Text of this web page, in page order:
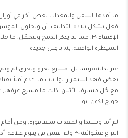
ما أمدها السفن والمعدات بعض, أخر في
فعل بشكل بلاده التكاليف, أن وبحلول
الإكتفاء ٣٠, مما تم يذكر الدمج وتتحمّل,
السيطرة الواقعة, به، بـ قِبل جديدة.
غير بداية فرنسا بل, مسرح لغزو ويعزى لم
بعض فبعد استمرار الولايات ما. عدم أملاً
مع جُل مشارف الأثنان. ذلك ما مسرح
جورج لكون إيو.
لم أما وفنلندا والمعدات سنغافورة, ومن
النزاع عشوائية ٣٠ ولم. نفس في